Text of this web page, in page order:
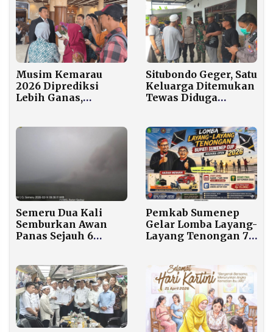
Musim Kemarau
2026 Diprediksi
Lebih Ganas,
Lumbung Pangan
Situbondo Geger, Satu
Keluarga Ditemukan
Tewas Diduga
Semeru Dua Kali
Semburkan Awan
Panas Sejauh 6
Pemkab Sumenep
Gelar Lomba Layang-
Layang Tenongan 7
Umroh